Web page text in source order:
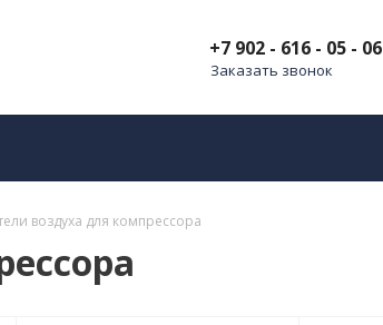
+7 902 - 616 - 05 - 06
Заказать звонок
воздуха для компрессора